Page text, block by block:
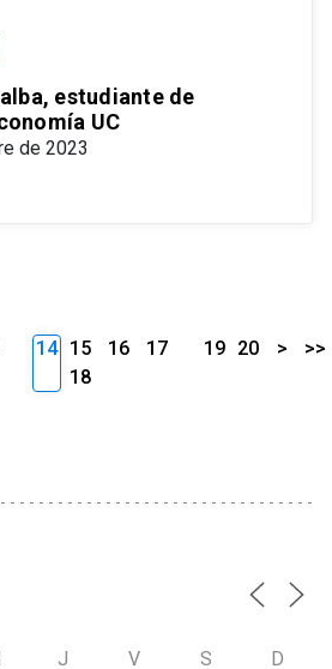
estudiante de
UC
de 2023
14 15 16
17
18
19 20 > >>
J V S D